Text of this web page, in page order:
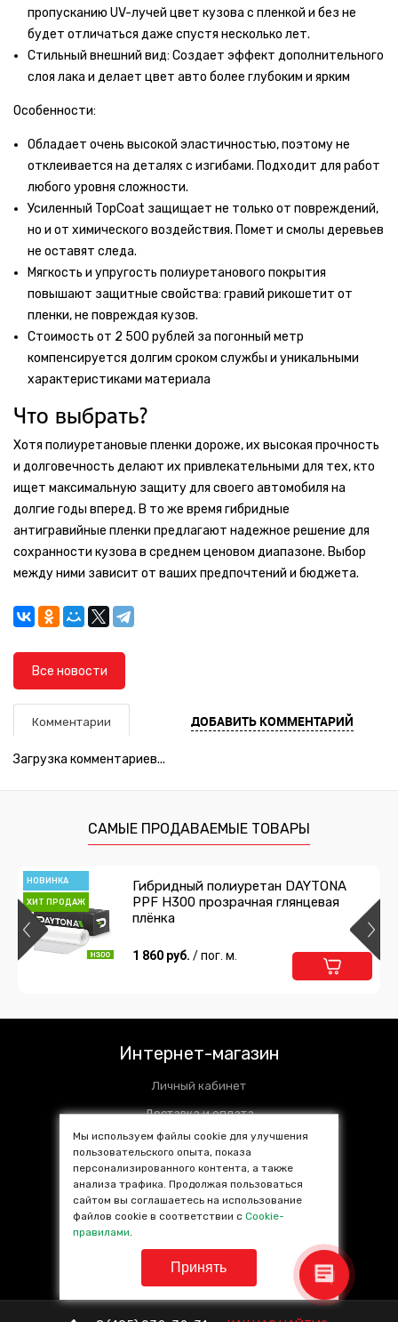
пропусканию UV-лучей цвет кузова с пленкой и без не
будет отличаться даже спустя несколько лет.
Стильный внешний вид: Создает эффект дополнительного
слоя лака и делает цвет авто более глубоким и ярким
Особенности:
Обладает очень высокой эластичностью, поэтому не
отклеивается на деталях с изгибами. Подходит для работ
любого уровня сложности.
Усиленный TopCoat защищает не только от повреждений,
но и от химического воздействия. Помет и смолы деревьев
не оставят следа.
Мягкость и упругость полиуретанового покрытия
повышают защитные свойства: гравий рикошетит от
пленки, не повреждая кузов.
Стоимость от 2 500 рублей за погонный метр
компенсируется долгим сроком службы и уникальными
характеристиками материала
Что выбрать?
Хотя полиуретановые пленки дороже, их высокая прочность
и долговечность делают их привлекательными для тех, кто
ищет максимальную защиту для своего автомобиля на
долгие годы вперед. В то же время гибридные
антигравийные пленки предлагают надежное решение для
сохранности кузова в среднем ценовом диапазоне. Выбор
между ними зависит от ваших предпочтений и бюджета.
Все новости
Комментарии ДОБАВИТЬ КОММЕНТАРИЙ
Загрузка комментариев...
САМЫЕ ПРОДАВАЕМЫЕ ТОВАРЫ
НОВИНКА
ХИТ ПРОДАЖ
Гибридный полиуретан DAYTONA
PPF H300 прозрачная глянцевая
плёнка
1 860 руб. / пог. м.
Интернет-магазин
Личный кабинет
Доставка и оплата
Установочные центры
Контакты
SALE %
Популярные товары
Мы используем файлы cookie для улучшения
пользовательского опыта, показа
персонализированного контента, а также
анализа трафика. Продолжая пользоваться
сайтом вы соглашаетесь на использование
файлов cookie в соответствии сCookie-
правилами.
Принять